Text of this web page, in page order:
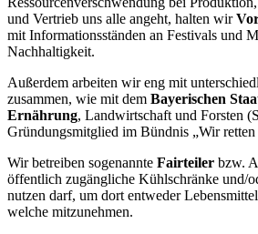
und Vertrieb uns alle angeht, halten wir
mit Informationsständen an Festivals und
Nachhaltigkeit.
Außerdem arbeiten wir eng mit
zusammen, wie mit dem Bayerischen
Ernährung, Landwirtschaft und Forsten
Gründungsmitglied im Bündnis „Wir retten
Wir betreiben sogenannte Fairteiler bzw.
öffentlich zugängliche Kühlschränke und/
nutzen darf, um dort entweder
welche mitzunehmen.